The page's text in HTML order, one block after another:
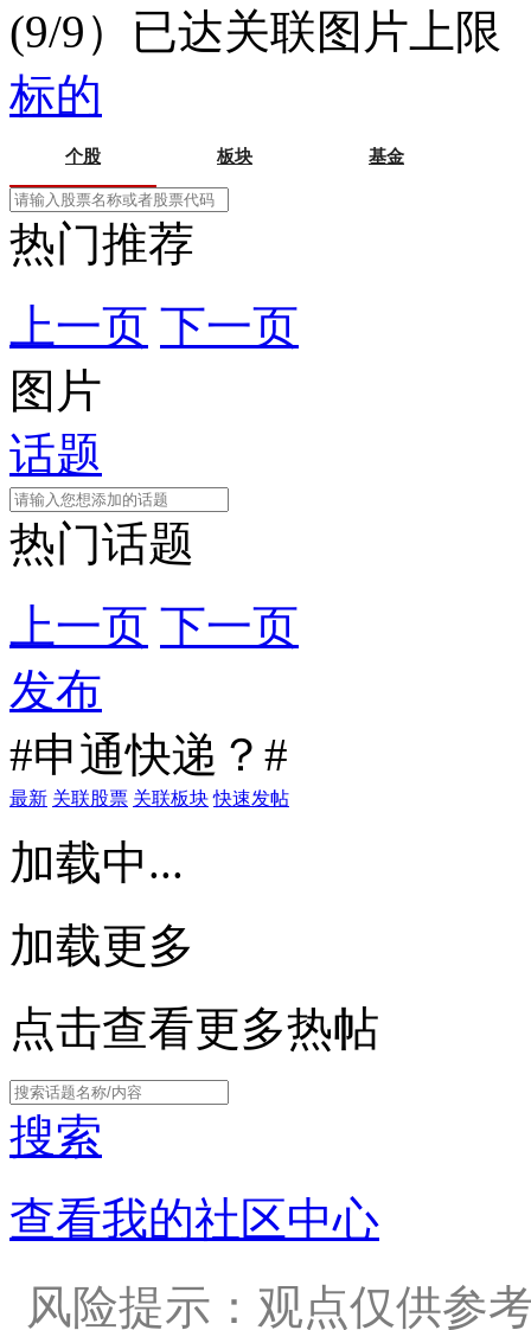
(9/9）已达关联图片上限
标的
个股 板块 基金
热门推荐
上一页 下一页
图片
话题
热门话题
上一页 下一页
发布
#申通快递？#
最新 关联股票 关联板块 快速发帖
加载中...
加载更多
点击查看更多热帖
搜索
查看我的社区中心
风险提示：观点仅供参